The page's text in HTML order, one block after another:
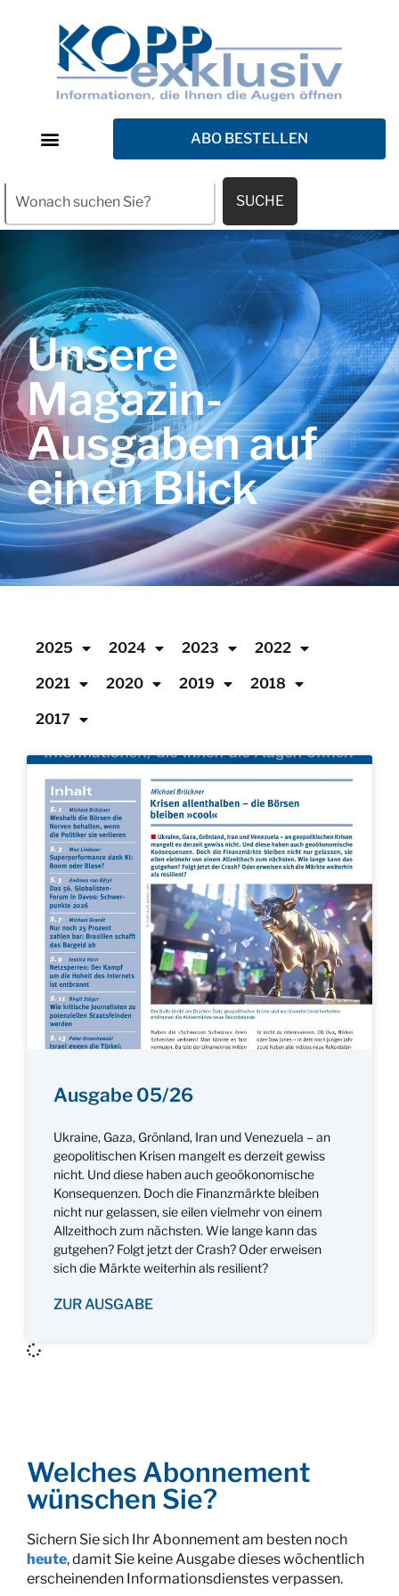
ABO BESTELLEN
SUCHE
Unsere
Magazin-
Ausgaben auf
einen Blick
2025 2024 2023 2022
2021 2020 2019 2018
2017
Ausgabe 05/26
Ukraine, Gaza, Grönland, Iran und Venezuela – an
geopolitischen Krisen mangelt es derzeit gewiss
nicht. Und diese haben auch geoökonomische
Konsequenzen. Doch die Finanzmärkte bleiben
nicht nur gelassen, sie eilen vielmehr von einem
Allzeithoch zum nächsten. Wie lange kann das
gutgehen? Folgt jetzt der Crash? Oder erweisen
sich die Märkte weiterhin als resilient?
ZUR AUSGABE
Welches Abonnement
wünschen Sie?
Sichern Sie sich Ihr Abonnement am besten noch
heute, damit Sie keine Ausgabe dieses wöchentlich
erscheinenden Informationsdienstes verpassen.